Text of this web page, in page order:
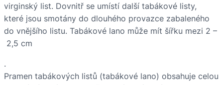
virginský list. Dovnitř se umístí další tabákové listy,
které jsou smotány do dlouhého provazce zabaleného
do vnějšího listu. Tabákové lano může mít šířku mezi 2 –
2,5 cm
.
Pramen tabákových listů (tabákové lano) obsahuje celou